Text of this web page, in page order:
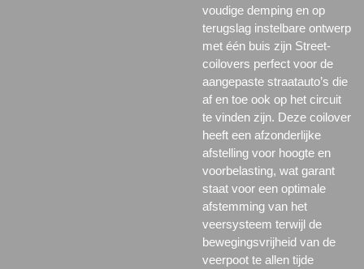
voudige demping en op
terugslag instelbare ontwerp
met één buis zijn Street-
coilovers perfect voor de
aangepaste straatauto’s die
af en toe ook op het circuit
te vinden zijn. Deze coilover
heeft een afzonderlijke
afstelling voor hoogte en
voorbelasting, wat garant
staat voor een optimale
afstemming van het
veersysteem terwijl de
bewegingsvrijheid van de
veerpoot te allen tijde